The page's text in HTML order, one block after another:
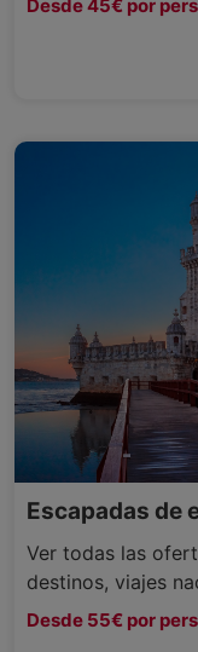
Desde 45€ por
Escapadas de
Ver todas las
destinos, viajes
Desde 55€ por